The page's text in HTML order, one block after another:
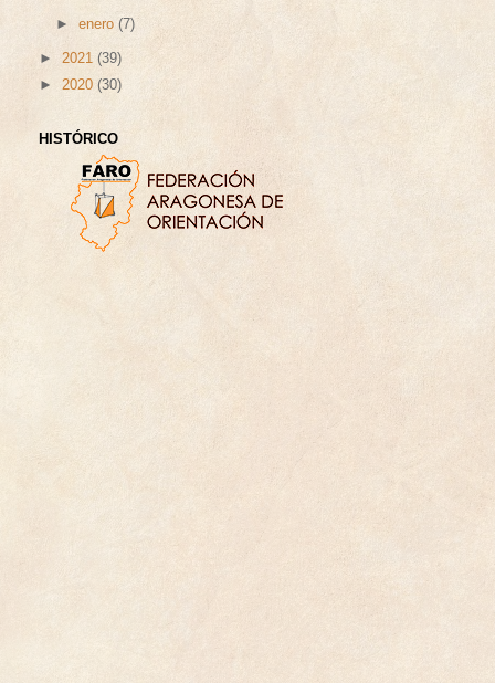
►enero(7)
► 2021 (39)
► 2020 (30)
HISTÓRICO